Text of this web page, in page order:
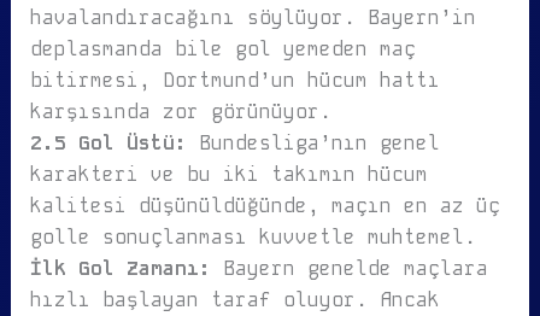
havalandıracağını söylüyor. Bayern’in
deplasmanda bile gol yemeden maç
bitirmesi, Dortmund’un hücum hattı
karşısında zor görünüyor.
2.5 Gol Üstü:
Bundesliga’nın genel
karakteri ve bu iki takımın hücum
kalitesi düşünüldüğünde, maçın en az üç
golle sonuçlanması kuvvetle muhtemel.
İlk Gol Zamanı:
Bayern genelde maçlara
hızlı başlayan taraf oluyor. Ancak